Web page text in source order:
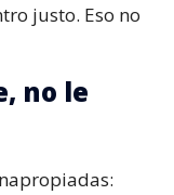
justo. Eso no
no le